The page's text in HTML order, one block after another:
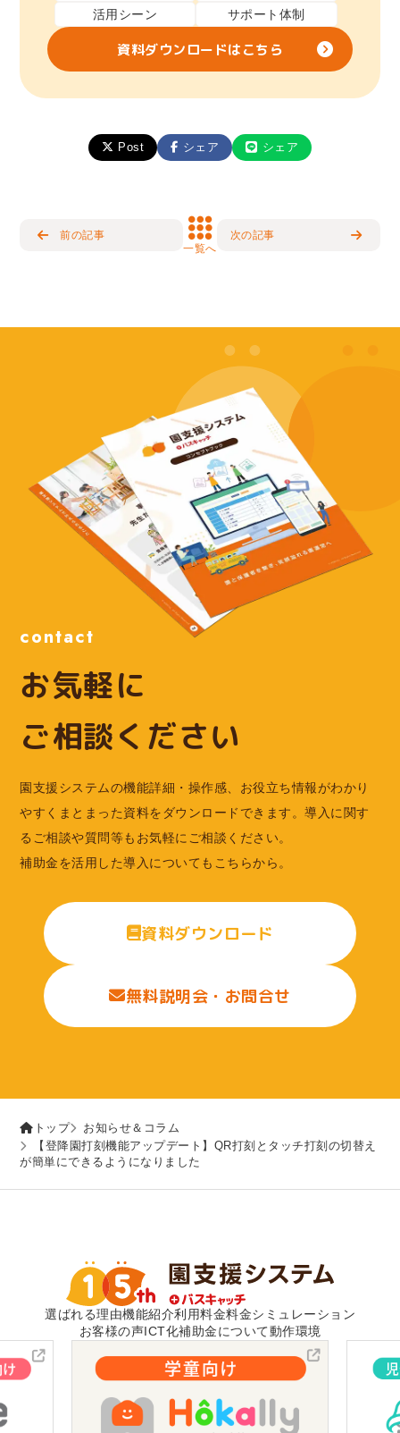
活用シーン
サポート体制
資料ダウンロードはこちら
Post シェア シェア
前の記事
一覧へ
次の記事
contact
お気軽に
ご相談ください
園支援システムの機能詳細・操作感、お役立ち情報がわかり
やすくまとまった資料をダウンロードできます。導入に関す
るご相談や質問等もお気軽にご相談ください。
補助金を活用した導入についてもこちらから。
資料ダウンロード
無料説明会・お問合せ
トップ
お知らせ＆コラム
【登降園打刻機能アップデート】QR打刻とタッチ打刻の切替え
が簡単にできるようになりました
選ばれる理由機能紹介利用料金料金シミュレーション
お客様の声ICT化補助金について動作環境